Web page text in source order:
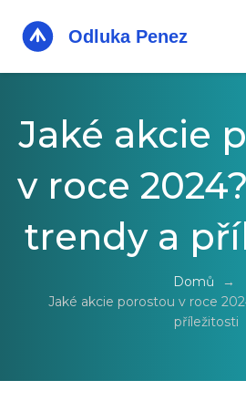
Jaké akcie
v roce
trendy a
Domů
→
Jaké akcie porostou v roce
příležitosti